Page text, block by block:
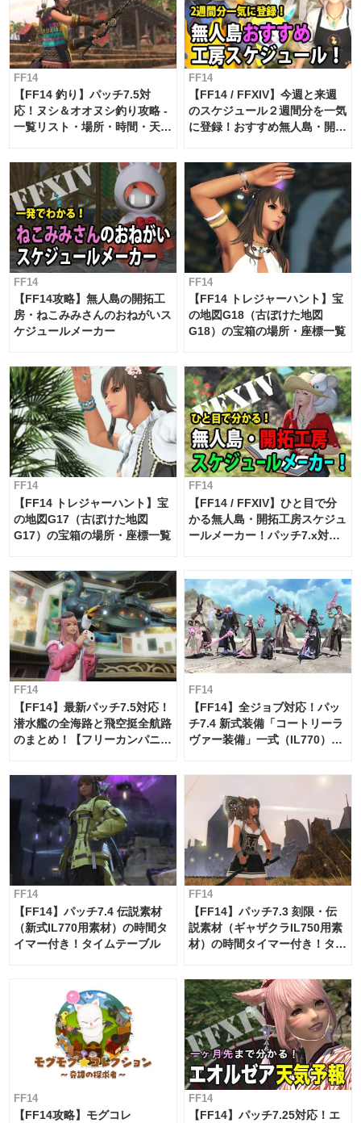
FF14
【FF14 釣り】パッチ7.5対
応！ヌシ＆オオヌシ釣り攻略 -
一覧リスト・場所・時間・天
FF14
【FF14 / FFXIV】今週と来週
のスケジュール２週間分を一気
に登録！おすすめ無人島・開拓
FF14
【FF14攻略】無人島の開拓工
房・ねこみみさんのおねがいス
ケジュールメーカー
FF14
【FF14 トレジャーハント】宝
の地図G18（古ぼけた地図
G18）の宝箱の場所・座標一覧
FF14
【FF14 トレジャーハント】宝
の地図G17（古ぼけた地図
G17）の宝箱の場所・座標一覧
FF14
【FF14 / FFXIV】ひと目で分
かる無人島・開拓工房スケジュ
ールメーカー！パッチ7.x対応
FF14
【FF14】最新パッチ7.5対応！
潜水艦の全海路と飛空挺全航路
のまとめ！【フリーカンパニ
FF14
【FF14】全ジョブ対応！パッ
チ7.4 新式装備「コートリーラ
ヴァー装備」一式（IL770）の
FF14
【FF14】パッチ7.4 伝説素材
（新式IL770用素材）の時間タ
イマー付き！タイムテーブル
FF14
【FF14】パッチ7.3 刻限・伝
説素材（ギャザクラIL750用素
材）の時間タイマー付き！タイ
FF14
【FF14攻略】モグコレ
FF14
【FF14】パッチ7.25対応！エ